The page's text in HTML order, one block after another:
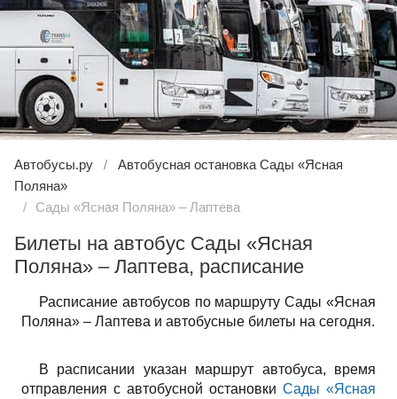
Автобусы.ру
Автобусная остановка Сады «Ясная
Поляна»
Сады «Ясная Поляна» – Лаптева
Билеты на автобус Сады «Ясная
Поляна» – Лаптева, расписание
Расписание автобусов по маршруту Сады «Ясная
Поляна» – Лаптева и автобусные билеты на сегодня.
В расписании указан маршрут автобуса, время
отправления с автобусной остановки Сады «Ясная